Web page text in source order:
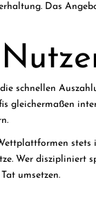
Das
schnellen
gleichermaßen
stets
Wer diszipliniert
umsetzen.